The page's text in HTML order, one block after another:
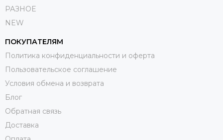
РАЗНОЕ
NEW
ПОКУПАТЕЛЯМ
Политика конфиденциальности и оферта
Пользовательское соглашение
Условия обмена и возврата
Блог
Обратная связь
Доставка